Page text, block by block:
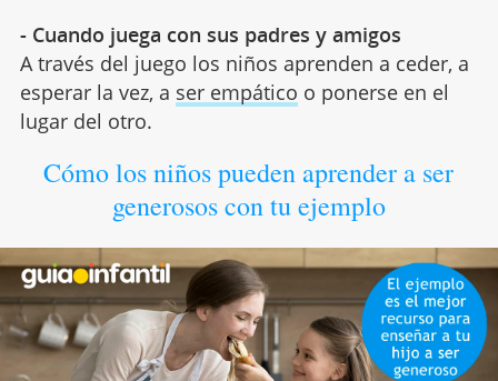
- Cuando juega con sus padres y amigos
A través del juego los niños aprenden a ceder, a
esperar la vez, a ser empático o ponerse en el
lugar del otro.
Cómo los niños pueden aprender a ser
generosos con tu ejemplo